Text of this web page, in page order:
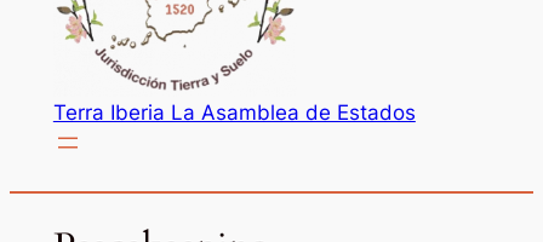
Terra Iberia La Asamblea de Estados